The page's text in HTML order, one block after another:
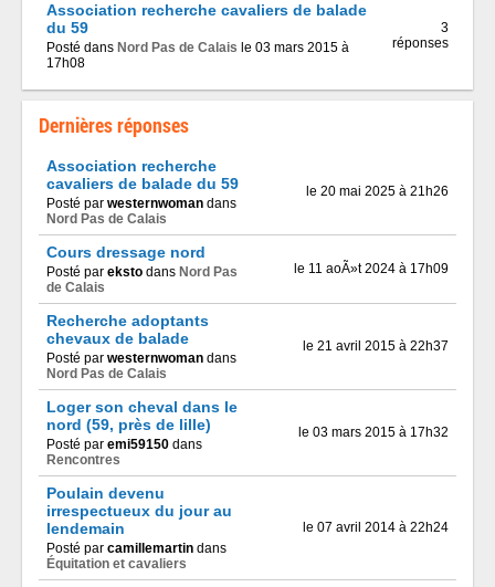
Association recherche cavaliers de balade
du 59
Posté dans Nord Pas de Calais le 03 mars 2015 à
17h08
3
réponses
Dernières réponses
Association recherche
cavaliers de balade du 59
Posté par westernwoman dans
Nord Pas de Calais
le 20 mai 2025 à 21h26
Cours dressage nord
Posté par eksto dans Nord Pas
de Calais
le 11 aoÃ»t 2024 à 17h09
Recherche adoptants
chevaux de balade
Posté par westernwoman dans
Nord Pas de Calais
le 21 avril 2015 à 22h37
Loger son cheval dans le
nord (59, près de lille)
Posté par emi59150 dans
Rencontres
le 03 mars 2015 à 17h32
Poulain devenu
irrespectueux du jour au
lendemain
Posté par camillemartin dans
Équitation et cavaliers
le 07 avril 2014 à 22h24